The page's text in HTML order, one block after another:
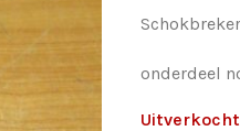
onderdeel
Uitverkocht